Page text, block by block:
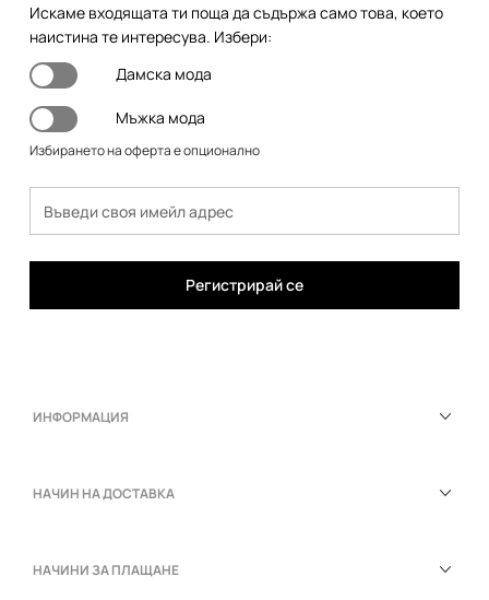
Искаме входящата ти поща да съдържа само това, което
наистина те интересува. Избери:
Дамска мода
Мъжка мода
Избирането на оферта е опционално
Регистрирай се
ИНФОРМАЦИЯ
НАЧИН НА ДОСТАВКА
НАЧИНИ ЗА ПЛАЩАНЕ